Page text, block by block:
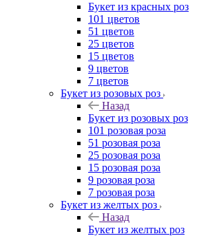
Букет из красных роз
101 цветов
51 цветов
25 цветов
15 цветов
9 цветов
7 цветов
Букет из розовых роз
Назад
Букет из розовых роз
101 розовая роза
51 розовая роза
25 розовая роза
15 розовая роза
9 розовая роза
7 розовая роза
Букет из желтых роз
Назад
Букет из желтых роз